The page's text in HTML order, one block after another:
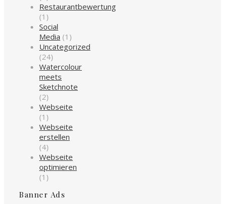
Restaurantbewertung
(1)
Social
Media (1)
Uncategorized
(24)
Watercolour
meets
Sketchnote
(2)
Webseite
(1)
Webseite
erstellen
(4)
Webseite
optimieren
(1)
Banner Ads